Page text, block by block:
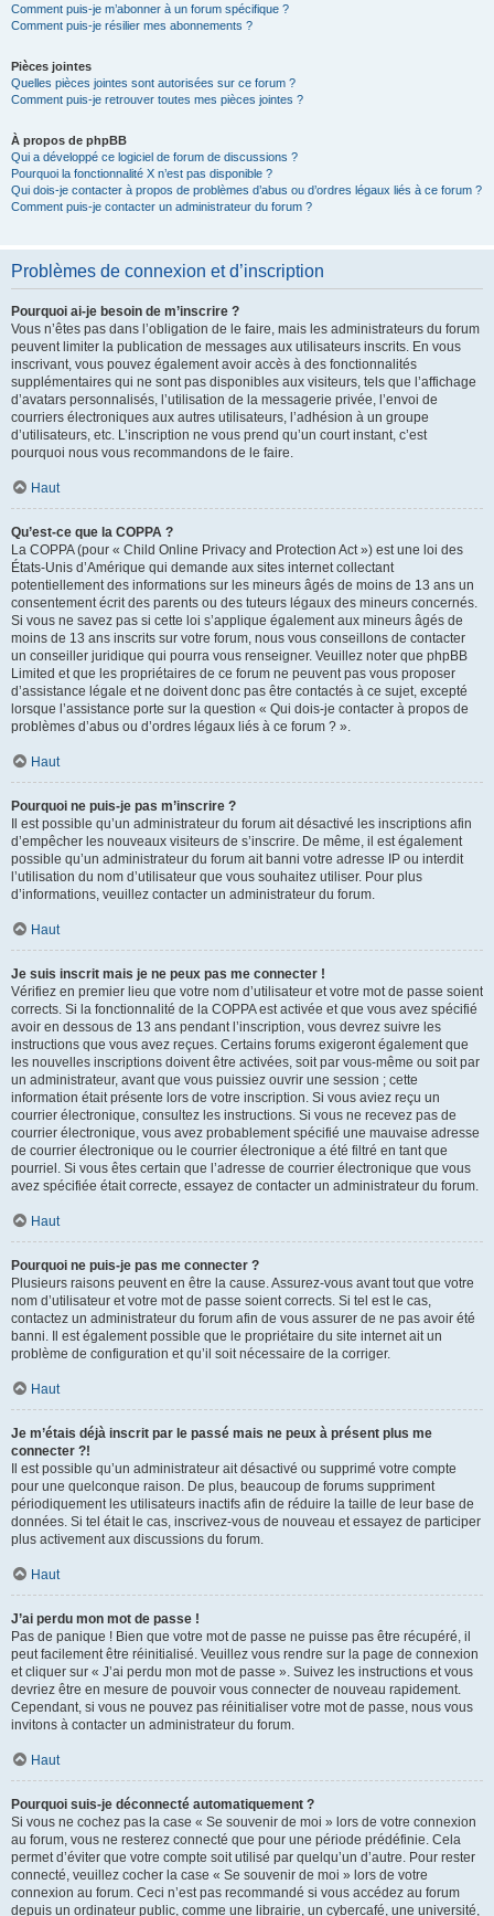
Comment puis-je m’abonner à un forum spécifique ?
Comment puis-je résilier mes abonnements ?
Pièces jointes
Quelles pièces jointes sont autorisées sur ce forum ?
Comment puis-je retrouver toutes mes pièces jointes ?
À propos de phpBB
Qui a développé ce logiciel de forum de discussions ?
Pourquoi la fonctionnalité X n’est pas disponible ?
Qui dois-je contacter à propos de problèmes d’abus ou d’ordres légaux liés à ce forum ?
Comment puis-je contacter un administrateur du forum ?
Problèmes de connexion et d’inscription
Pourquoi ai-je besoin de m’inscrire ?
Vous n’êtes pas dans l’obligation de le faire, mais les administrateurs du forum
peuvent limiter la publication de messages aux utilisateurs inscrits. En vous
inscrivant, vous pouvez également avoir accès à des fonctionnalités
supplémentaires qui ne sont pas disponibles aux visiteurs, tels que l’affichage
d’avatars personnalisés, l’utilisation de la messagerie privée, l’envoi de
courriers électroniques aux autres utilisateurs, l’adhésion à un groupe
d’utilisateurs, etc. L’inscription ne vous prend qu’un court instant, c’est
pourquoi nous vous recommandons de le faire.
Haut
Qu’est-ce que la COPPA ?
La COPPA (pour « Child Online Privacy and Protection Act ») est une loi des
États-Unis d’Amérique qui demande aux sites internet collectant
potentiellement des informations sur les mineurs âgés de moins de 13 ans un
consentement écrit des parents ou des tuteurs légaux des mineurs concernés.
Si vous ne savez pas si cette loi s’applique également aux mineurs âgés de
moins de 13 ans inscrits sur votre forum, nous vous conseillons de contacter
un conseiller juridique qui pourra vous renseigner. Veuillez noter que phpBB
Limited et que les propriétaires de ce forum ne peuvent pas vous proposer
d’assistance légale et ne doivent donc pas être contactés à ce sujet, excepté
lorsque l’assistance porte sur la question « Qui dois-je contacter à propos de
problèmes d’abus ou d’ordres légaux liés à ce forum ? ».
Haut
Pourquoi ne puis-je pas m’inscrire ?
Il est possible qu’un administrateur du forum ait désactivé les inscriptions afin
d’empêcher les nouveaux visiteurs de s’inscrire. De même, il est également
possible qu’un administrateur du forum ait banni votre adresse IP ou interdit
l’utilisation du nom d’utilisateur que vous souhaitez utiliser. Pour plus
d’informations, veuillez contacter un administrateur du forum.
Haut
Je suis inscrit mais je ne peux pas me connecter !
Vérifiez en premier lieu que votre nom d’utilisateur et votre mot de passe soient
corrects. Si la fonctionnalité de la COPPA est activée et que vous avez spécifié
avoir en dessous de 13 ans pendant l’inscription, vous devrez suivre les
instructions que vous avez reçues. Certains forums exigeront également que
les nouvelles inscriptions doivent être activées, soit par vous-même ou soit par
un administrateur, avant que vous puissiez ouvrir une session ; cette
information était présente lors de votre inscription. Si vous aviez reçu un
courrier électronique, consultez les instructions. Si vous ne recevez pas de
courrier électronique, vous avez probablement spécifié une mauvaise adresse
de courrier électronique ou le courrier électronique a été filtré en tant que
pourriel. Si vous êtes certain que l’adresse de courrier électronique que vous
avez spécifiée était correcte, essayez de contacter un administrateur du forum.
Haut
Pourquoi ne puis-je pas me connecter ?
Plusieurs raisons peuvent en être la cause. Assurez-vous avant tout que votre
nom d’utilisateur et votre mot de passe soient corrects. Si tel est le cas,
contactez un administrateur du forum afin de vous assurer de ne pas avoir été
banni. Il est également possible que le propriétaire du site internet ait un
problème de configuration et qu’il soit nécessaire de la corriger.
Haut
Je m’étais déjà inscrit par le passé mais ne peux à présent plus me
connecter ?!
Il est possible qu’un administrateur ait désactivé ou supprimé votre compte
pour une quelconque raison. De plus, beaucoup de forums suppriment
périodiquement les utilisateurs inactifs afin de réduire la taille de leur base de
données. Si tel était le cas, inscrivez-vous de nouveau et essayez de participer
plus activement aux discussions du forum.
Haut
J’ai perdu mon mot de passe !
Pas de panique ! Bien que votre mot de passe ne puisse pas être récupéré, il
peut facilement être réinitialisé. Veuillez vous rendre sur la page de connexion
et cliquer sur « J’ai perdu mon mot de passe ». Suivez les instructions et vous
devriez être en mesure de pouvoir vous connecter de nouveau rapidement.
Cependant, si vous ne pouvez pas réinitialiser votre mot de passe, nous vous
invitons à contacter un administrateur du forum.
Haut
Pourquoi suis-je déconnecté automatiquement ?
Si vous ne cochez pas la case « Se souvenir de moi » lors de votre connexion
au forum, vous ne resterez connecté que pour une période prédéfinie. Cela
permet d’éviter que votre compte soit utilisé par quelqu’un d’autre. Pour rester
connecté, veuillez cocher la case « Se souvenir de moi » lors de votre
connexion au forum. Ceci n’est pas recommandé si vous accédez au forum
depuis un ordinateur public, comme une librairie, un cybercafé, une université,